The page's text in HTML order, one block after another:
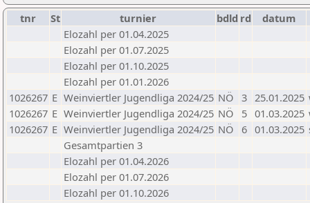
tnr St turnier bdld rd
datum
Elozahl per 01.04.2025
Elozahl per 01.07.2025
Elozahl per 01.10.2025
Elozahl per 01.01.2026
1026267 E Weinviertler Jugendliga 2024/25 NÖ 3 25.01.2025
1026267 E Weinviertler Jugendliga 2024/25 NÖ 5 01.03.2025
1026267 E Weinviertler Jugendliga 2024/25 NÖ 6 01.03.2025
Gesamtpartien 3
Elozahl per 01.04.2026
Elozahl per 01.07.2026
Elozahl per 01.10.2026